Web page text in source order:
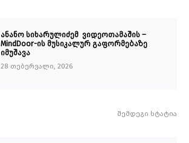
ანანო სიხარულიძემ ვიდეოთამაშის –
MindDoor-ის მუსიკალურ გაფორმებაზე
იმუშავა
28 თებერვალი, 2026
შემდეგი სტატია